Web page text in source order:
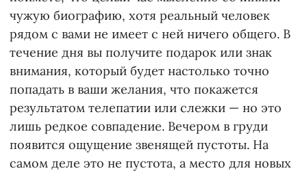
чужую биографию, хотя реальный человек
рядом с вами не имеет с ней ничего общего. В
течение дня вы получите подарок или знак
внимания, который будет настолько точно
попадать в ваши желания, что покажется
результатом телепатии или слежки — но это
лишь редкое совпадение. Вечером в груди
появится ощущение звенящей пустоты. На
самом деле это не пустота, а место для новых